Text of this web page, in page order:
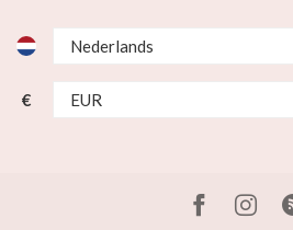
€